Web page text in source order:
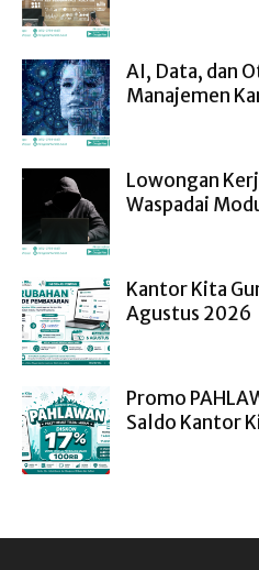
AI, Data, dan
Manajemen
Lowongan
Waspadai
Kantor Kita
Agustus 2026
Promo
Saldo Kantor